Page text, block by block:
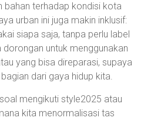
bahan terhadap kondisi kota
urban ini juga makin inklusif:
siapa saja, tanpa perlu label
untuk menggunakan
yang bisa direparasi, supaya
dari gaya hidup kita.
mengikuti style2025 atau
kita menormalisasi tas